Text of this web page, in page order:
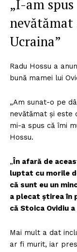
„I-am
nevătămat
Ucraina”
Radu Hossu a
bună mamei lui
„Am sunat-o pe
nevătămat și este
mi-a spus că îmi
Hossu.
„În afară de
luptat cu morile
că sunt eu un
a plecat știrea în
că Stoica Ovidiu
Mai mult a dat
ar fi murit, iar